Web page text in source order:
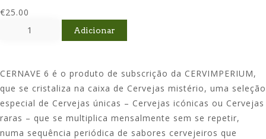
€25.00
Quantidade
Adicionar
CERNAVE 6 é o produto de subscrição da CERVIMPERIUM,
que se cristaliza na caixa de Cervejas mistério, uma seleção
especial de Cervejas únicas – Cervejas icónicas ou Cervejas
raras – que se multiplica mensalmente sem se repetir,
numa sequência periódica de sabores cervejeiros que